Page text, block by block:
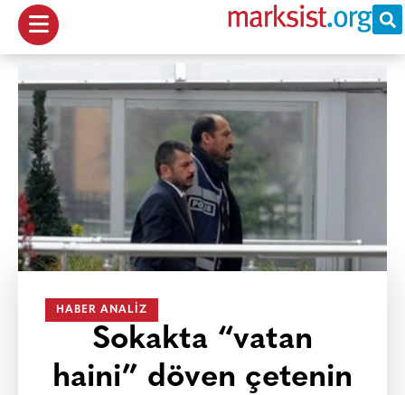
HABER ANALIZ
Sokakta “vatan
haini” döven çetenin